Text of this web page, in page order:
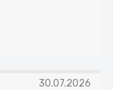
30.07.2026